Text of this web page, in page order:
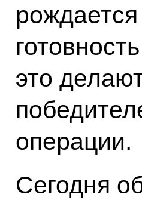
это
операции.
Сегодня